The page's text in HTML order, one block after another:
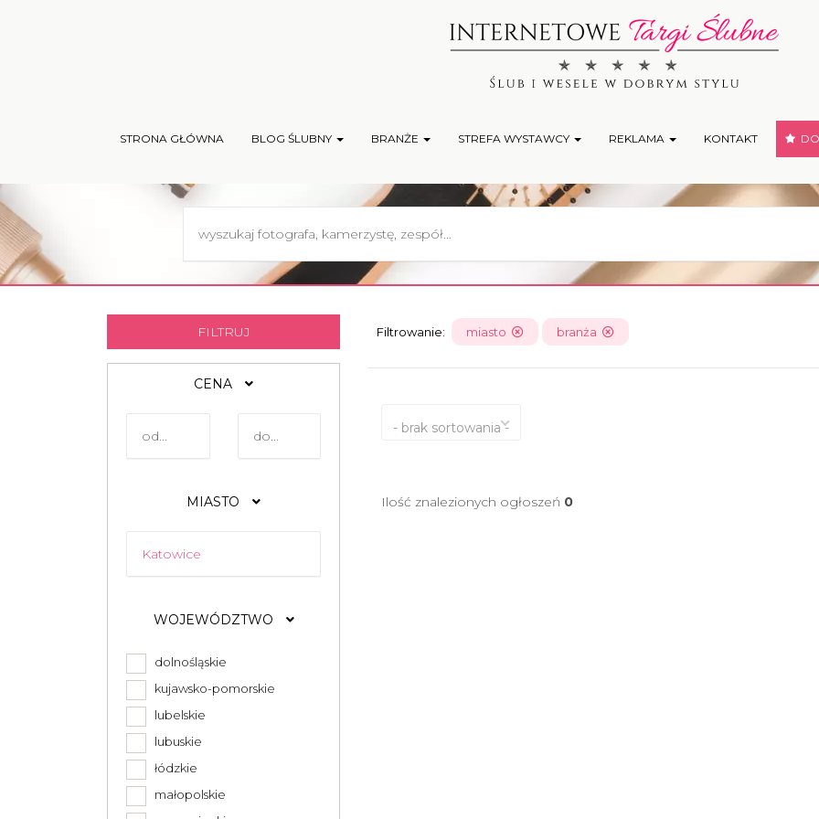
STRONA GŁÓWNA BLOG ŚLUBNY BRANŻE STREFA WYSTAWCY REKLAMA KONTAKT
FILTRUJ
CENA
MIASTO
WOJEWÓDZTWO
dolnośląskie
kujawsko-pomorskie
lubelskie
lubuskie
łódzkie
małopolskie
Filtrowanie: miasto branża
- brak sortowania -
Ilość znalezionych ogłoszeń 0